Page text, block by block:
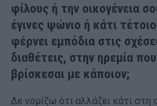
φίλους ή την οικογένεια
έγινες ψώνιο ή κάτι
φέρνει εμπόδια στις
διαθέτεις, στην ηρεμία
βρίσκεσαι με κάποιον;
Δε νομίζω ότι αλλάζει κάτι στη